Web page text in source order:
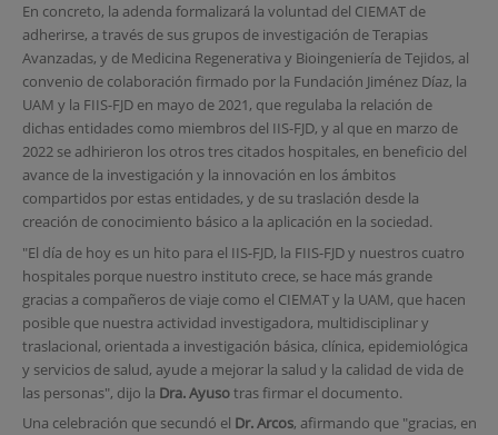
En concreto, la adenda formalizará la voluntad del CIEMAT de
adherirse, a través de sus grupos de investigación de Terapias
Avanzadas, y de Medicina Regenerativa y Bioingeniería de Tejidos, al
convenio de colaboración firmado por la Fundación Jiménez Díaz, la
UAM y la FIIS-FJD en mayo de 2021, que regulaba la relación de
dichas entidades como miembros del IIS-FJD, y al que en marzo de
2022 se adhirieron los otros tres citados hospitales, en beneficio del
avance de la investigación y la innovación en los ámbitos
compartidos por estas entidades, y de su traslación desde la
creación de conocimiento básico a la aplicación en la sociedad.
"El día de hoy es un hito para el IIS-FJD, la FIIS-FJD y nuestros cuatro
hospitales porque nuestro instituto crece, se hace más grande
gracias a compañeros de viaje como el CIEMAT y la UAM, que hacen
posible que nuestra actividad investigadora, multidisciplinar y
traslacional, orientada a investigación básica, clínica, epidemiológica
y servicios de salud, ayude a mejorar la salud y la calidad de vida de
las personas", dijo la Dra. Ayusotras firmar el documento.
Una celebración que secundó el Dr. Arcos, afirmando que "gracias, en